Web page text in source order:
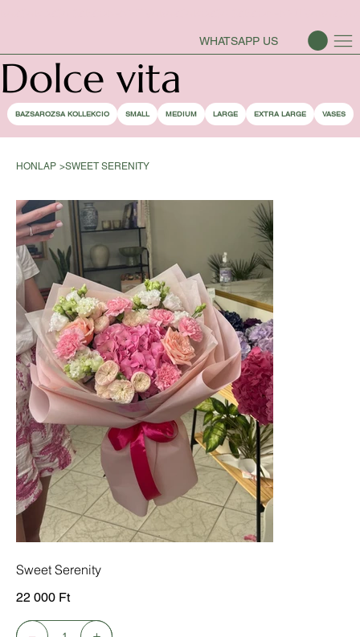
WHATSAPP US
Dolce vita
BAZSAROZSA KOLLEKCIO SMALL MEDIUM LARGE EXTRA LARGE VASES
HONLAP >SWEET SERENITY
Sweet Serenity
22 000 Ft